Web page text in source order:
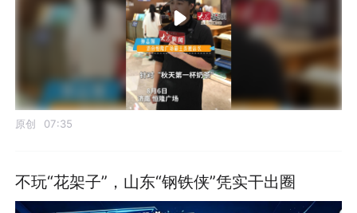
原创 07:35
不玩“花架子”，山东“钢铁侠”凭实干出圈